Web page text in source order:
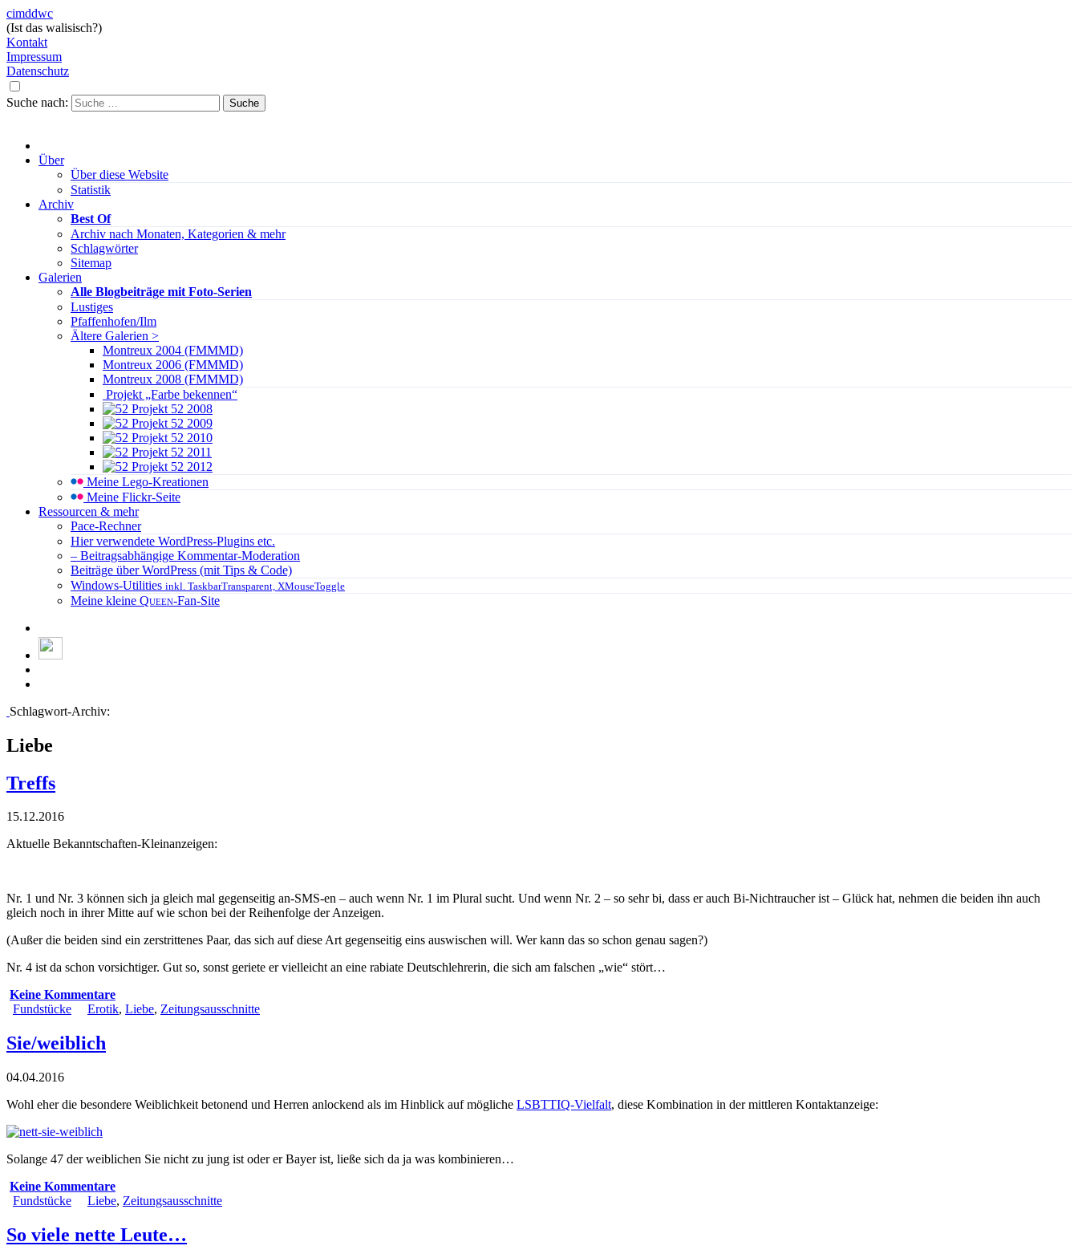
cimddwc
(Ist das walisisch?)
Kontakt
Impressum
Datenschutz
Suche nach:
Über
Über diese Website
Statistik
Archiv
Best Of
Archiv nach Monaten, Kategorien & mehr
Schlagwörter
Sitemap
Galerien
Alle Blogbeiträge mit Foto-Serien
Lustiges
Pfaffenhofen/Ilm
Ältere Galerien >
Montreux 2004 (FMMMD)
Montreux 2006 (FMMMD)
Montreux 2008 (FMMMD)
Projekt „Farbe bekennen“
Projekt 52 2008
Projekt 52 2009
Projekt 52 2010
Projekt 52 2011
Projekt 52 2012
Meine Lego-Kreationen
Meine Flickr-Seite
Ressourcen & mehr
Pace-Rechner
Hier verwendete WordPress-Plugins etc.
– Beitragsabhängige Kommentar-Moderation
Beiträge über WordPress (mit Tips & Code)
Windows-Utilities inkl. TaskbarTransparent, XMouseToggle
Meine kleine Queen-Fan-Site
Schlagwort-Archiv:
Liebe
Treffs
15.12.2016
Aktuelle Bekanntschaften-Kleinanzeigen:
Nr. 1 und Nr. 3 können sich ja gleich mal gegenseitig an-SMS-en – auch wenn Nr. 1 im Plural sucht. Und wenn Nr. 2 – so sehr bi, dass er auch Bi-Nichtraucher ist – Glück hat, nehmen die beiden ihn auch
gleich noch in ihrer Mitte auf wie schon bei der Reihenfolge der Anzeigen.
(Außer die beiden sind ein zerstrittenes Paar, das sich auf diese Art gegenseitig eins auswischen will. Wer kann das so schon genau sagen?)
Nr. 4 ist da schon vorsichtiger. Gut so, sonst geriete er vielleicht an eine rabiate Deutschlehrerin, die sich am falschen „wie“ stört…
Keine Kommentare
Fundstücke
Erotik, Liebe, Zeitungsausschnitte
Sie/weiblich
04.04.2016
Wohl eher die besondere Weiblichkeit betonend und Herren anlockend als im Hinblick auf mögliche LSBTTIQ-Vielfalt, diese Kombination in der mittleren Kontaktanzeige:
Solange 47 der weiblichen Sie nicht zu jung ist oder er Bayer ist, ließe sich da ja was kombinieren…
Keine Kommentare
Fundstücke
Liebe, Zeitungsausschnitte
So viele nette Leute…